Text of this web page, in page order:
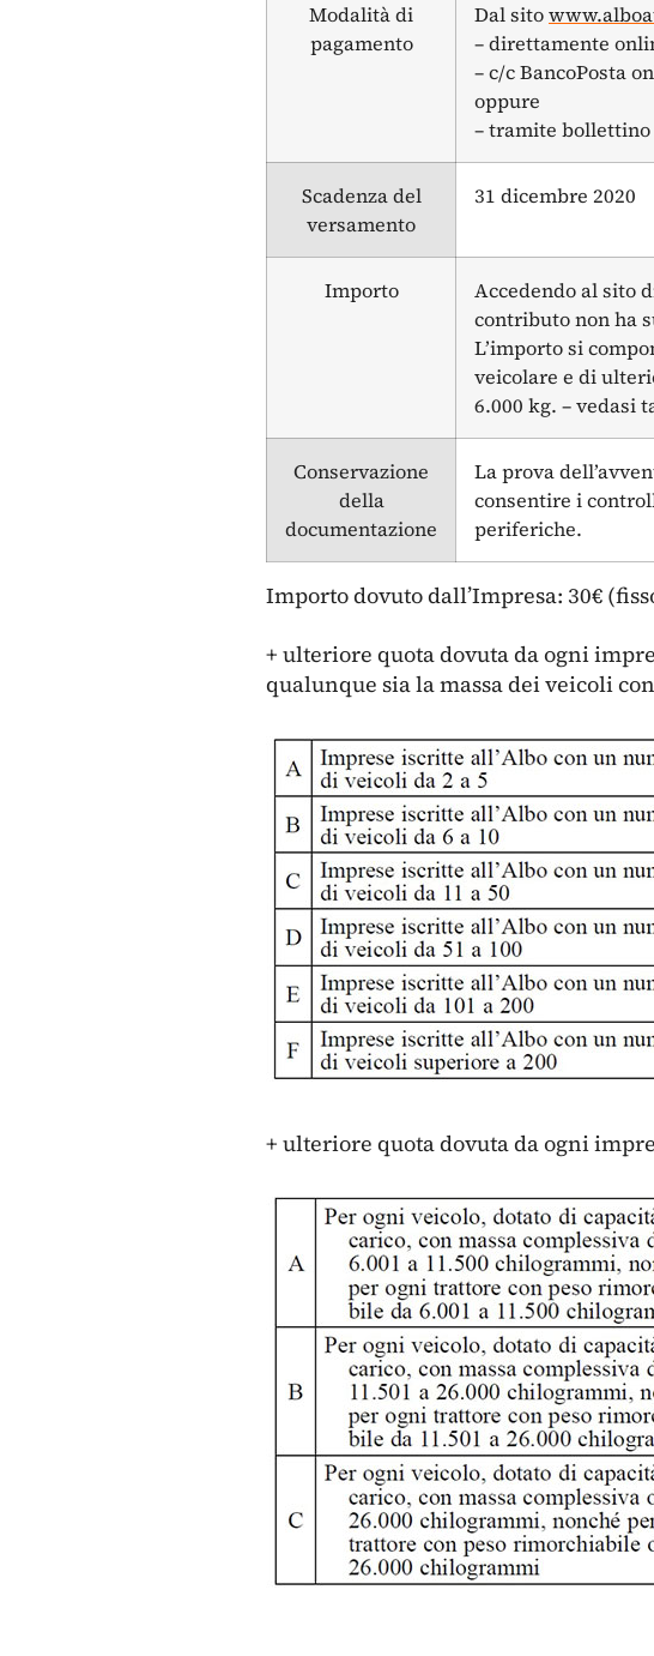
Modalità di
pagamento
Dal sito
– direttamente
– c/c BancoPosta
oppure
– tramite
Scadenza del
versamento
31 dicembre 2020
Importo
Accedendo al sito
contributo non ha
L’importo si
veicolare e di
6.000 kg. – vedasi
Conservazione
della
documentazione
La prova
consentire i
periferiche.
Importo dovuto dall’Impresa: 30€
+ ulteriore quota dovuta da ogni
qualunque sia la massa dei veicoli
+ ulteriore quota dovuta da ogni